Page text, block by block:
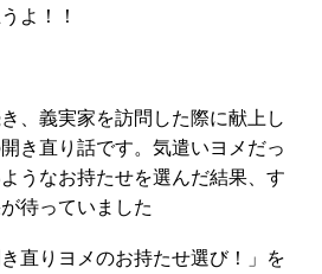
よ！！
、義実家を訪問した際に献上し
き直り話です。気遣いヨメだっ
うなお持たせを選んだ結果、す
待っていました
直りヨメのお持たせ選び！」を